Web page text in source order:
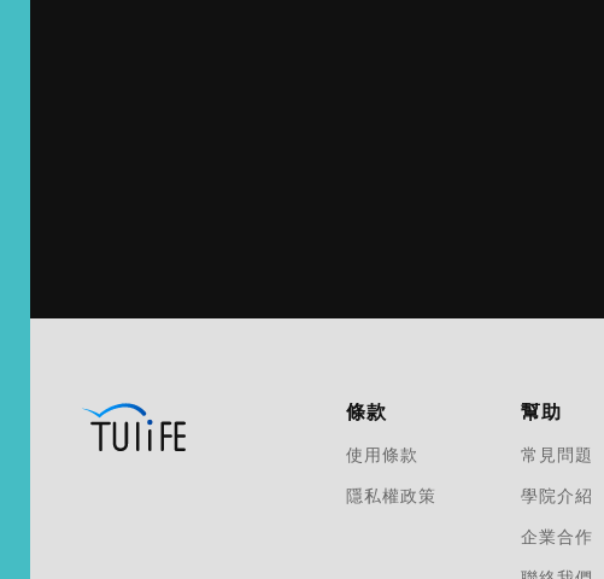
條款
使用條款
隱私權政策
幫助
常見問題
學院介紹
企業合作